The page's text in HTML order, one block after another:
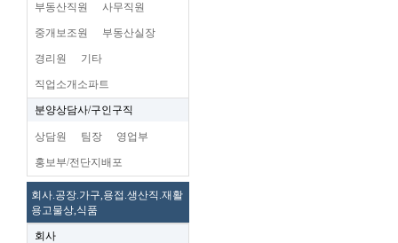
부동산직원 사무직원
중개보조원 부동산실장
경리원 기타
직업소개소파트
분양상담사/구인구직
상담원 팀장 영업부
홍보부/전단지배포
회사.공장.가구,용접.생산직.재활
용고물상,식품
회사